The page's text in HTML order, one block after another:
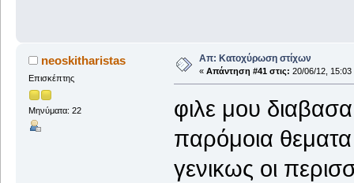
neoskitharistas
Επισκέπτης
Μηνύματα: 22
Απ: Κατοχύρωση στίχων
« Απάντηση #41 στις: 20/06/12, 15:03
φιλε μου
παρόμοια θεματα
γενικως οι